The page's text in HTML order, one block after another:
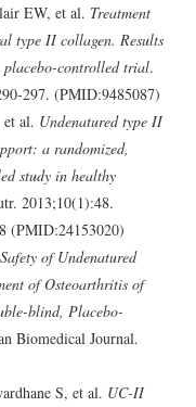
EW, et al. Treatment
type II collagen. Results
controlled trial.
297. (PMID:9485087)
al. Undenatured type II
a randomized,
study in healthy
2013;10(1):48.
(PMID:24153020)
of Undenatured
of Osteoarthritis of
blind, Placebo-
Biomedical Journal.
S, et al. UC-II